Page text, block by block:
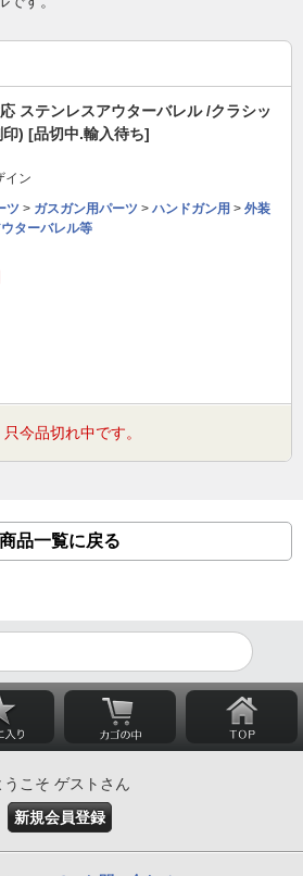
ステンレスアウターバレル /クラシッ
) [品切中.輸入待ち]
イン
ツ > ガスガン用パーツ > ハンドガン用 > 外装
ターバレル等
今品切れ中です。
商品一覧に戻る
うこそ ゲストさん
新規会員登録